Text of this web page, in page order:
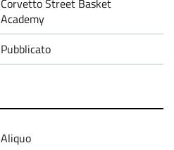
Corvetto Street Basket
Academy
Pubblicato
Aliquo